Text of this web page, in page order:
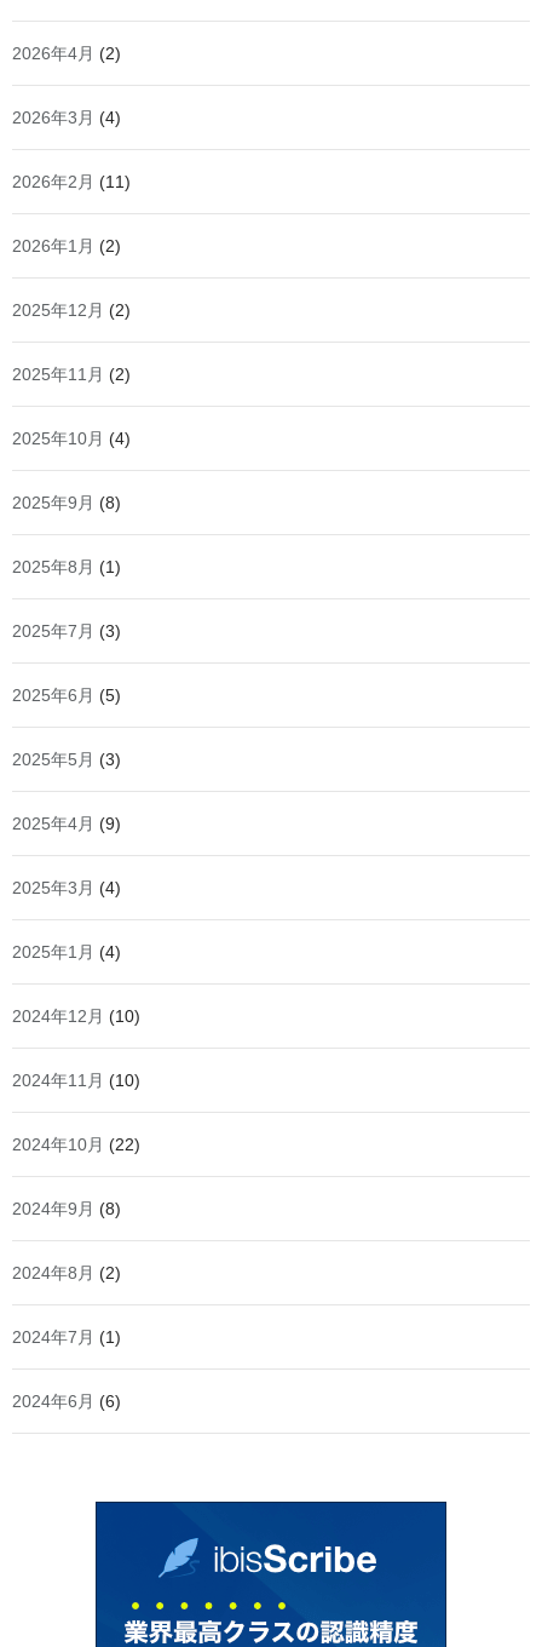
2026年4月 (2)
2026年3月 (4)
2026年2月 (11)
2026年1月 (2)
2025年12月 (2)
2025年11月 (2)
2025年10月 (4)
2025年9月 (8)
2025年8月 (1)
2025年7月 (3)
2025年6月 (5)
2025年5月 (3)
2025年4月 (9)
2025年3月 (4)
2025年1月 (4)
2024年12月 (10)
2024年11月 (10)
2024年10月 (22)
2024年9月 (8)
2024年8月 (2)
2024年7月 (1)
2024年6月 (6)